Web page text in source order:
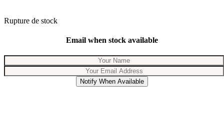
Rupture de stock
Email when stock available
Notify When Available